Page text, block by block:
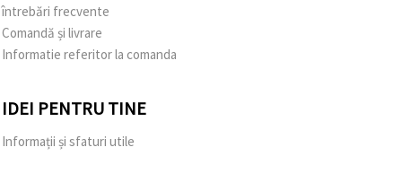
întrebări frecvente
Comandă și livrare
Informatie referitor la comanda
IDEI PENTRU TINE
Informații și sfaturi utile